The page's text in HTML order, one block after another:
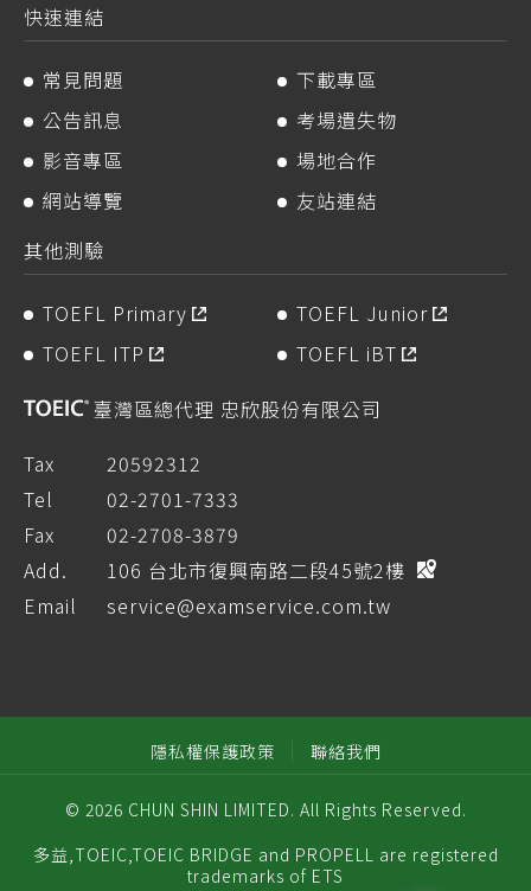
快速連結
常見問題
下載專區
公告訊息
考場遺失物
影音專區
場地合作
網站導覽
友站連結
其他測驗
TOEFL Primary
TOEFL Junior
TOEFL ITP
TOEFL iBT
臺灣區總代理 忠欣股份有限公司
Tax
20592312
Tel
02-2701-7333
Fax
02-2708-3879
Add.
106 台北市復興南路二段45號2樓
Email
service@examservice.com.tw
隱私權保護政策 聯絡我們
© 2026 CHUN SHIN LIMITED. All Rights Reserved.
多益,TOEIC,TOEIC BRIDGE and PROPELL are registered
trademarks of ETS